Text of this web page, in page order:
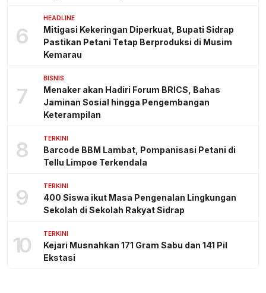
6
HEADLINE
Mitigasi Kekeringan Diperkuat, Bupati Sidrap
Pastikan Petani Tetap Berproduksi di Musim
Kemarau
7
BISNIS
Menaker akan Hadiri Forum BRICS, Bahas
Jaminan Sosial hingga Pengembangan
Keterampilan
8 TERKINI
Barcode BBM Lambat, Pompanisasi Petani di
Tellu Limpoe Terkendala
9 TERKINI
400 Siswa ikut Masa Pengenalan Lingkungan
Sekolah di Sekolah Rakyat Sidrap
10 TERKINI
Kejari Musnahkan 171 Gram Sabu dan 141 Pil
Ekstasi